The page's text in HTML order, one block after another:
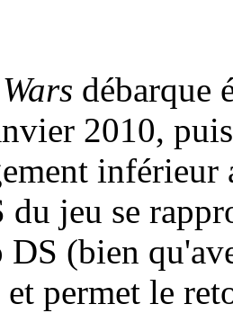
débarque
2010,
inférieur
jeu se
(bien
permet le